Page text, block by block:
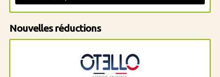
Nouvelles réductions